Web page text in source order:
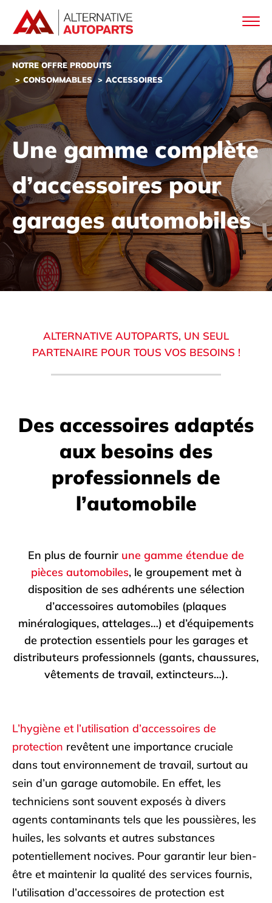
NOTRE OFFRE PRODUITS
CONSOMMABLES
ACCESSOIRES
Une gamme complète
d’accessoires pour
garages automobiles
ALTERNATIVE AUTOPARTS, UN SEUL
PARTENAIRE POUR TOUS VOS BESOINS !
Des accessoires adaptés
aux besoins des
professionnels de
l’automobile
En plus de fournir une gamme étendue de
pièces automobiles, le groupement met à
disposition de ses adhérents une sélection
d’accessoires automobiles (plaques
minéralogiques, attelages…) et d’équipements
de protection essentiels pour les garages et
distributeurs professionnels (gants, chaussures,
vêtements de travail, extincteurs…).
L’hygiène et l’utilisation d’accessoires de
protection revêtent une importance cruciale
dans tout environnement de travail, surtout au
sein d’un garage automobile. En effet, les
techniciens sont souvent exposés à divers
agents contaminants tels que les poussières, les
huiles, les solvants et autres substances
potentiellement nocives. Pour garantir leur bien-
être et maintenir la qualité des services fournis,
l’utilisation d’accessoires de protection est